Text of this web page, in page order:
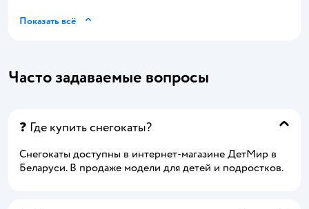
Показать всё
Часто задаваемые вопросы
❓ Где купить снегокаты?
Снегокаты доступны в интернет-магазине ДетМир в
Беларуси. В продаже модели для детей и подростков.